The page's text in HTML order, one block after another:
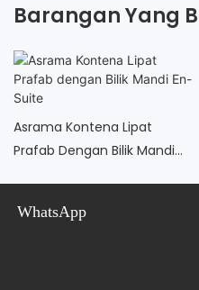
Barangan Yang
Asrama Kontena Lipat
Prafab Dengan Bilik Mandi
WhatsApp